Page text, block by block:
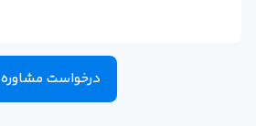
درخواست مشاوره